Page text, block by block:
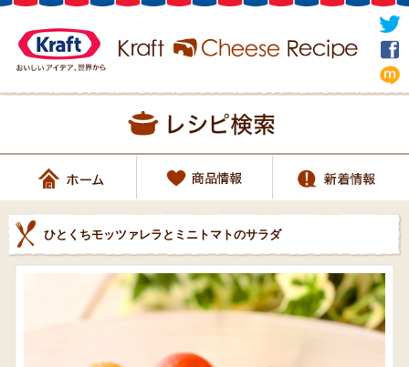
ひとくちモッツァレラとミニトマトのサラダ